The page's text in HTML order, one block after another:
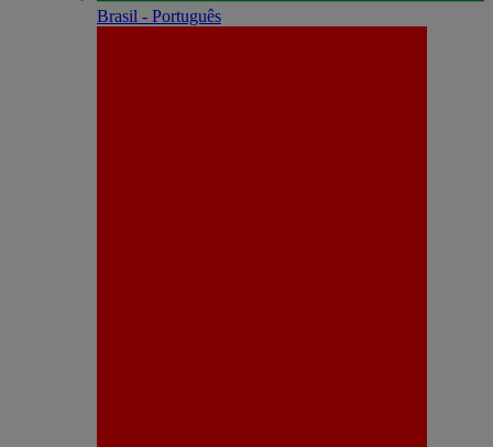
Brasil - Português